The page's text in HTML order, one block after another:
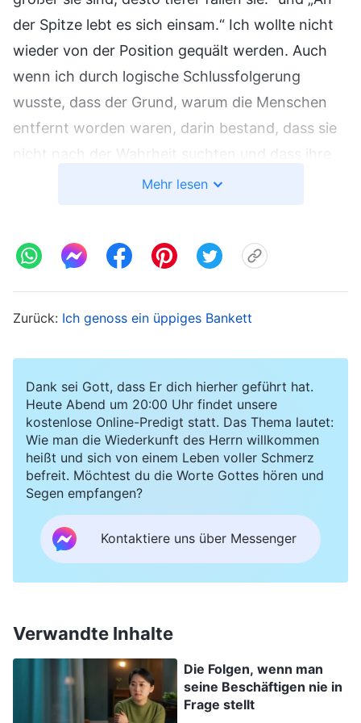
der Spitze lebt es sich einsam.“ Ich wollte nicht
wieder von der Position gequält werden. Auch
wenn ich durch logische Schlussfolgerung
wusste, dass der Grund, warum die Menschen
entfernt worden waren, darin bestand, dass sie
nicht nach der Wahrheit suchten und dass ihre
Natur sehr boshaft war und sie allerhand Böses
auch keine Gelegenheiten geben würde, Böses
KPCh gejagt würde und nicht nach Hause
zurückkehren könnte. Ich hatte keinen Ausweg.
Wenn ich ein großer Leiter würde, und würde am
Ende Gottes Disposition beleidigen und
verstoßen werden, weil ich nicht die Wahrheit
hatte, dann wäre ich wirklich nicht imstande
weiterzuleben. Weil ich von diesen Vorstellungen
und Giften gebunden war, lebte ich in Dunkelheit
und Qual. In meinem Schmerz war ich
du mich erhoben hast. Ich weiß, dass diese
Verantwortung abzulehnen bedeutet, Gott zu
betrügen. Aber gerade jetzt lebe ich von Satans
Mehr lesen
Zurück: Ich genoss ein üppiges Bankett
Dank sei Gott, dass Er dich hierher geführt hat.
Heute Abend um 20:00 Uhr findet unsere
kostenlose Online-Predigt statt. Das Thema lautet:
Wie man die Wiederkunft des Herrn willkommen
heißt und sich von einem Leben voller Schmerz
befreit. Möchtest du die Worte Gottes hören und
Segen empfangen?
Kontaktiere uns über Messenger
Verwandte Inhalte
Die Folgen, wenn man
seine Beschäftigen nie in
Frage stellt